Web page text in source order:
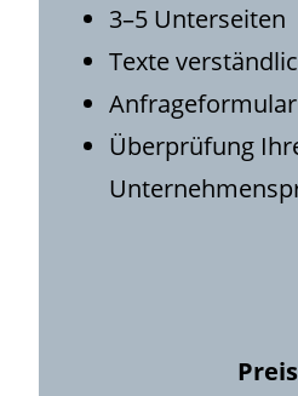
3–5 Unterseiten
Texte
Anfrageformular
Überprüfung